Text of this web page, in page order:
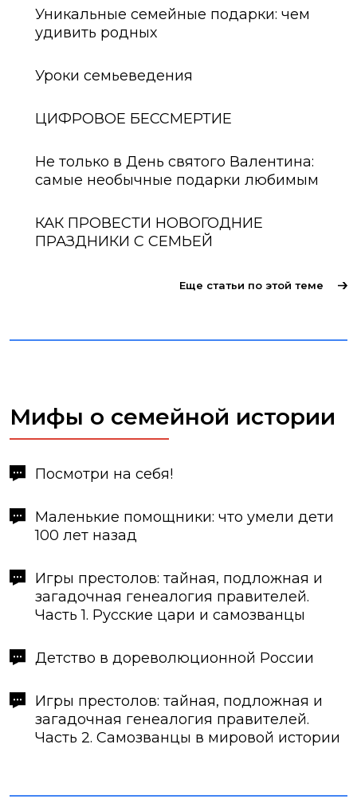
Уникальные семейные подарки: чем
удивить родных
Уроки семьеведения
ЦИФРОВОЕ БЕССМЕРТИЕ
Не только в День святого Валентина:
самые необычные подарки любимым
КАК ПРОВЕСТИ НОВОГОДНИЕ
ПРАЗДНИКИ С СЕМЬЕЙ
Еще статьи по этой теме
Мифы о семейной истории
Посмотри на себя!
Маленькие помощники: что умели дети
100 лет назад
Игры престолов: тайная, подложная и
загадочная генеалогия правителей.
Часть 1. Русские цари и самозванцы
Детство в дореволюционной России
Игры престолов: тайная, подложная и
загадочная генеалогия правителей.
Часть 2. Самозванцы в мировой истории